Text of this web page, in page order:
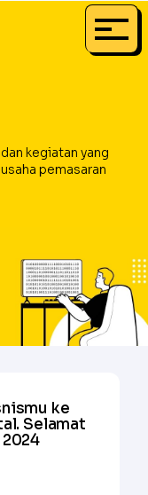
kegiatan yang
pemasaran
ke
Selamat
2024